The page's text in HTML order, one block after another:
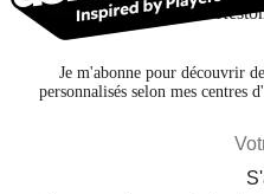
Je m'abonne pour découvrir
personnalisés selon mes centres